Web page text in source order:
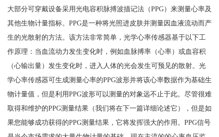
大部分可穿戴设备采用光电容积脉搏波描记法（PPG）来测量心率及
其他生物计量指标。PPG是一种将光照进皮肤并测量因血液流动而产
生的光散射的方法。该方法非常简单，光学心率传感器基于以下工
作原理：当血流动力发生变化时，例如血脉搏率（心率）或血容积
（心输出量）发生变化时，进入人体的光会发生可预见的散射。光
学心率传感器可生成测量心率的PPG波形并将该心率数据作为基础生
物计量值，但是利用PPG波形可以测量的对象远不止于此。尽管很难
取得和维护的PPG测量结果（我们将在下一篇详细论述它），但是如
果您能够成功获得的PPG测量结果，它将发挥强大的作用。PPG信号